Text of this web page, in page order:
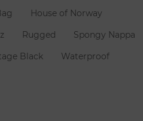
House of Norway
Rugged
Spongy Nappa
Black
Waterproof